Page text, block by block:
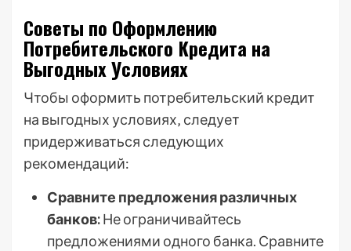
Советы по Оформлению
Потребительского Кредита на
Выгодных Условиях
Чтобы оформить потребительский кредит
на выгодных условиях‚ следует
придерживаться следующих
рекомендаций:
Сравните предложения различных
банков:Не ограничивайтесь
предложениями одного банка. Сравните